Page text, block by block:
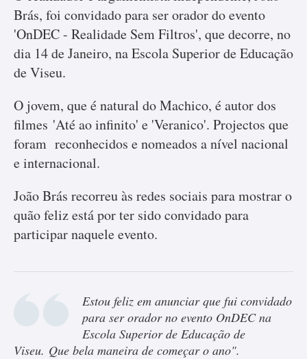
Brás, foi convidado para ser orador do evento
'OnDEC - Realidade Sem Filtros', que decorre, no
dia 14 de Janeiro, na Escola Superior de Educação
de Viseu.
O jovem, que é natural do Machico, é autor dos
filmes 'Até ao infinito' e 'Veranico'. Projectos que
foram reconhecidos e nomeados a nível nacional
e internacional.
João Brás recorreu às redes sociais para mostrar o
quão feliz está por ter sido convidado para
participar naquele evento.
Estou feliz em anunciar que fui convidado
para ser orador no evento OnDEC na
Escola Superior de Educação de
Viseu. Que bela maneira de começar o ano".